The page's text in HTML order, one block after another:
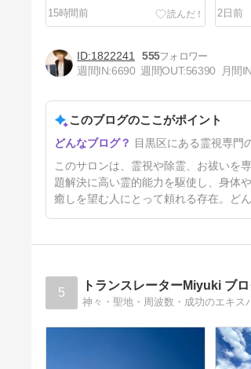
15時間前 2日前
カルデラ海底火山帯、桜島や阿
蘇山の噴火には警戒
5日前
1822241
555
週間IN:6690 週間OUT:56390 月間
このブログのここがポイント
目黒区にある霊視専門
このサロンは、霊視や除霊、お祓いを
題解決に高い霊的能力を駆使し、身体
癒しを望む人にとって頼れる存在。ど
5 トランスレーターMiyuki ブ
神々・聖地・周波数・成功のエキス